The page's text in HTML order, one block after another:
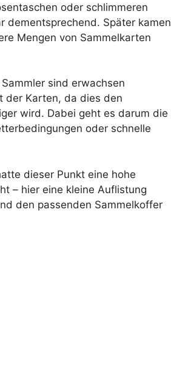
oder schlimmeren
Später kamen
Mengen von Sammelkarten
sind erwachsen
der Karten, da dies den
wird. Dabei geht es darum die
oder schnelle
dieser Punkt eine hohe
– hier eine kleine Auflistung
den passenden Sammelkoffer